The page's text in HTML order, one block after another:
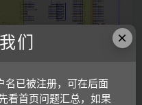
×
们
名已被注册，可在后面
看首页问题汇总，如果